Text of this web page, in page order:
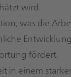
wird.
was die
fördert,
in einem